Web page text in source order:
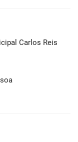
Carlos Reis